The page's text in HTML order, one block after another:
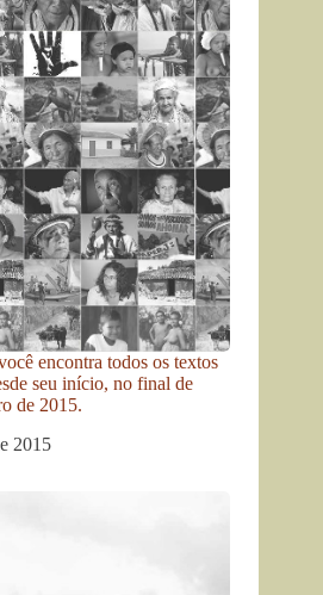
encontra todos os textos
seu início, no final de
de 2015.
2015